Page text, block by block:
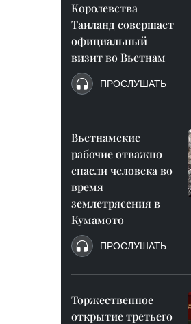
Королевства
Таиланд совершает
официальный
визит во Вьетнам
ПРОСЛУШАТЬ
Вьетнамские
рабочие отважно
спасли человека во
время
землетрясения в
Кумамото
ПРОСЛУШАТЬ
Торжественное
открытие третьего